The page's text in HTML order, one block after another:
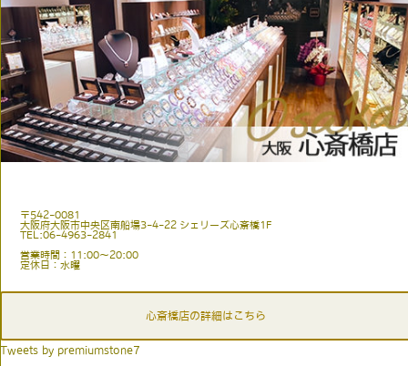
〒542-0081
大阪府大阪市中央区南船場3-4-22 シェリーズ心斎橋1F
TEL:06-4963-2841
営業時間：11:00〜20:00
定休日：水曜
心斎橋店の詳細はこちら
Tweets by premiumstone7